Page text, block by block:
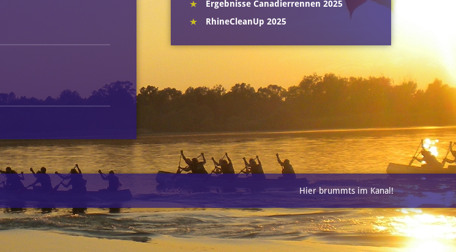
Ergebnisse Canadierrennen 2025
RhineCleanUp 2025
Hier brummts im Kanal!